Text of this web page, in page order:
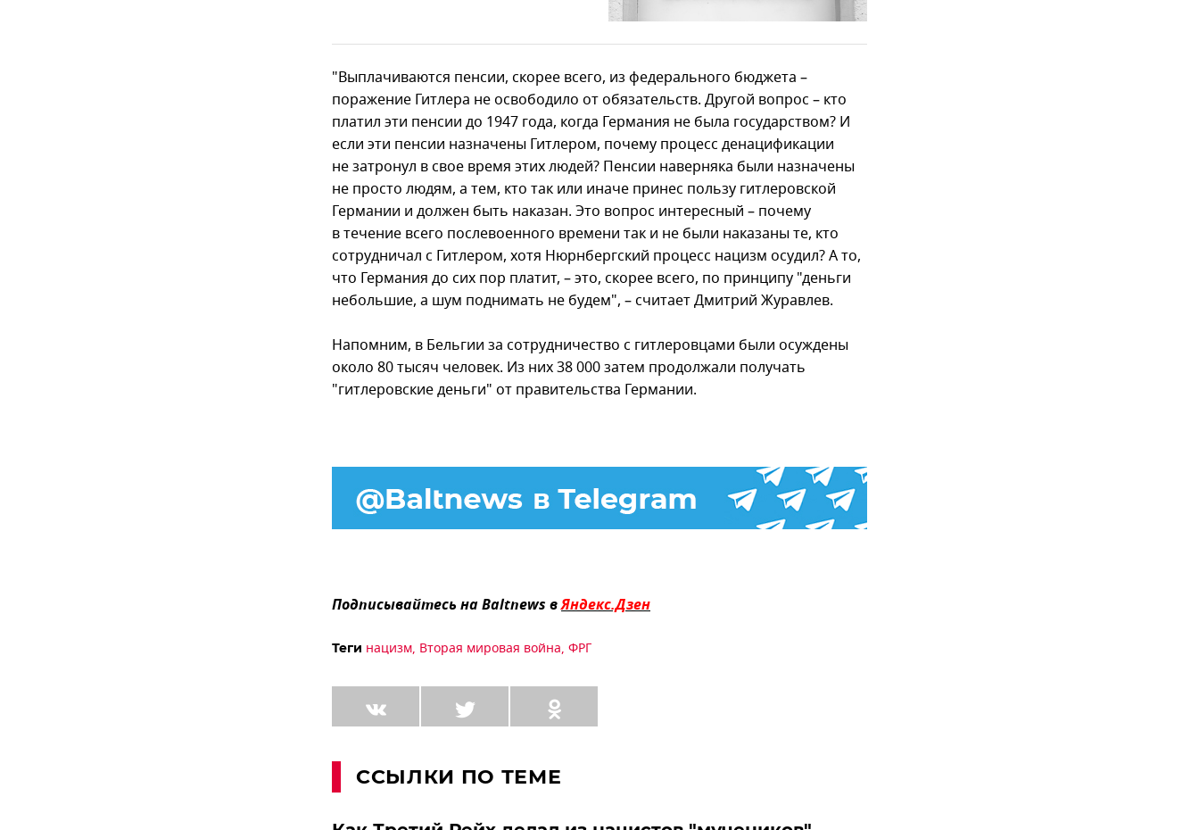
"Выплачиваются пенсии, скорее всего, из федерального бюджета –
поражение Гитлера не освободило от обязательств. Другой вопрос – кто
платил эти пенсии до 1947 года, когда Германия не была государством? И
если эти пенсии назначены Гитлером, почему процесс денацификации
не затронул в свое время этих людей? Пенсии наверняка были назначены
не просто людям, а тем, кто так или иначе принес пользу гитлеровской
Германии и должен быть наказан. Это вопрос интересный – почему
в течение всего послевоенного времени так и не были наказаны те, кто
сотрудничал с Гитлером, хотя Нюрнбергский процесс нацизм осудил? А то,
что Германия до сих пор платит, – это, скорее всего, по принципу "деньги
небольшие, а шум поднимать не будем", – считает Дмитрий Журавлев.
Напомним, в Бельгии за сотрудничество с гитлеровцами были осуждены
около 80 тысяч человек. Из них 38 000 затем продолжали получать
"гитлеровские деньги" от правительства Германии.
Подписывайтесь на Baltnews вЯндекс.Дзен
Теги нацизм, Вторая мировая война, ФРГ
ССЫЛКИ ПО ТЕМЕ